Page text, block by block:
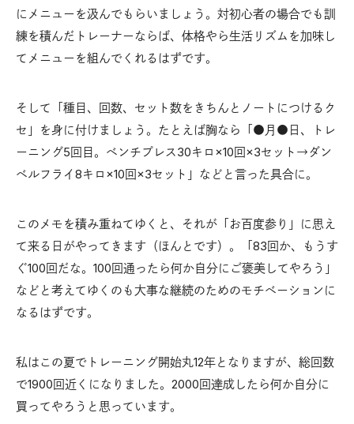
にメニューを汲んでもらいましょう。対初心者の場合でも訓
練を積んだトレーナーならば、体格やら生活リズムを加味し
てメニューを組んでくれるはずです。
そして「種目、回数、セット数をきちんとノートにつけるク
セ」を身に付けましょう。たとえば胸なら「●月●日、トレ
ーニング5回目。ベンチプレス30キロ×10回×3セット→ダン
ベルフライ8キロ×10回×3セット」などと言った具合に。
このメモを積み重ねてゆくと、それが「お百度参り」に思え
て来る日がやってきます（ほんとです）。「83回か、もうす
ぐ100回だな。100回通ったら何か自分にご褒美してやろう」
などと考えてゆくのも大事な継続のためのモチベーションに
なるはずです。
私はこの夏でトレーニング開始丸12年となりますが、総回数
で1900回近くになりました。2000回達成したら何か自分に
買ってやろうと思っています。